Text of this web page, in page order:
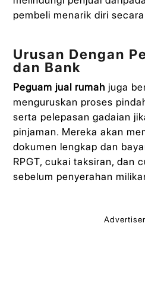
pembeli menarik diri
Urusan Dengan
dan Bank
Peguam jual rumah juga
menguruskan proses
serta pelepasan gadaian
pinjaman. Mereka akan
dokumen lengkap dan
RPGT, cukai taksiran, dan
sebelum penyerahan